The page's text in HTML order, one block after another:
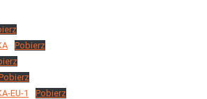
są leczone i mają całą profilaktykę. Są
i kastrowane. Są socjalizowane czyli
tego by odnaleźć się w nowej rodzinie. My
podopiecznych więc jest nam łatwiej
psa do rodziny i odwrotnie.
Pobierz
EU-1
Pobierz